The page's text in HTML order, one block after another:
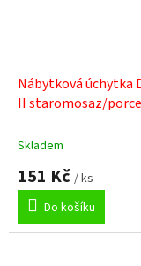
Nábytková úchytka
II staromosaz/
Skladem
151 Kč / ks
Do košíku